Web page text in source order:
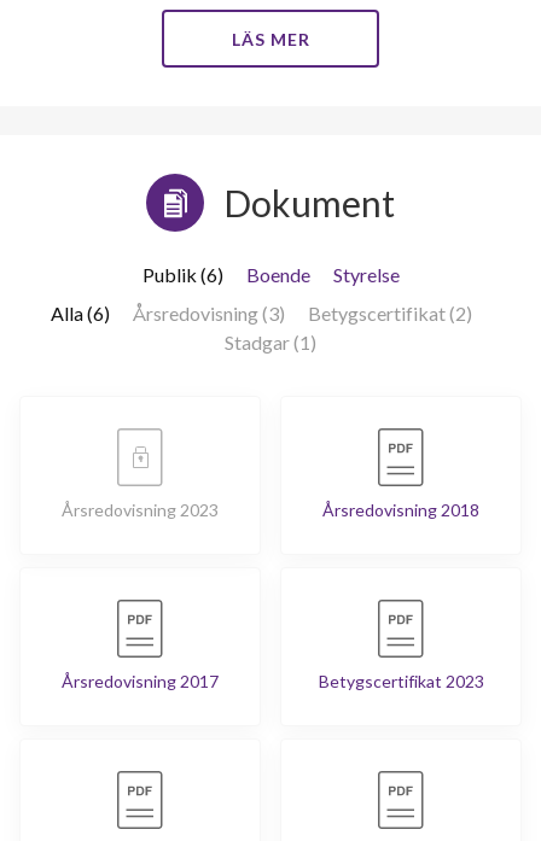
LÄS MER
Dokument
Publik (6) Boende
Styrelse
Alla (6)
Årsredovisning (3)
Betygscertifikat (2)
Stadgar (1)
Årsredovisning 2023 Årsredovisning 2018
Årsredovisning 2017 Betygscertifikat 2023